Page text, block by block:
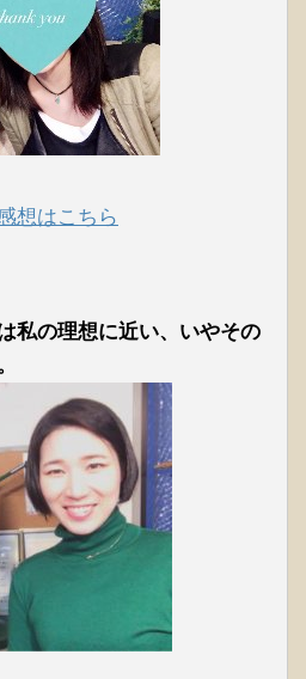
想はこちら
私の理想に近い、いやその